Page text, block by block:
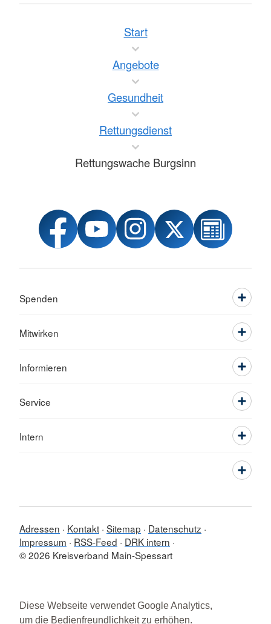
Diese Webseite verwendet Google Analytics,
um die Bedienfreundlichkeit zu erhöhen.
Start
Angebote
Gesundheit
Rettungsdienst
Rettungswache Burgsinn
Spenden
Mitwirken
Informieren
Service
Intern
Adressen Kontakt Sitemap
Datenschutz
Impressum
RSS-Feed
DRK intern
© 2026 Kreisverband Main-Spessart